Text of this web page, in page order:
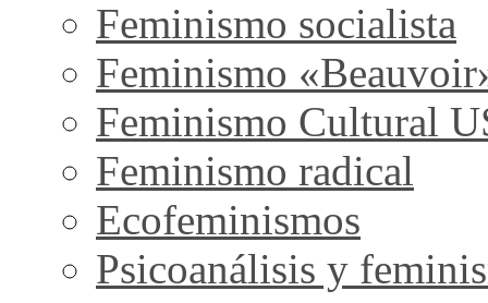
Feminismo socialista
Feminismo
Feminismo Cultural
Feminismo radical
Ecofeminismos
Psicoanálisis y